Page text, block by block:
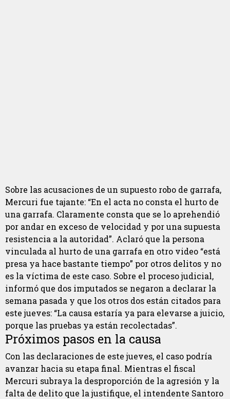
Sobre las acusaciones de un supuesto robo de garrafa,
Mercuri fue tajante: “En el acta no consta el hurto de
una garrafa. Claramente consta que se lo aprehendió
por andar en exceso de velocidad y por una supuesta
resistencia a la autoridad”. Aclaró que la persona
vinculada al hurto de una garrafa en otro video “está
presa ya hace bastante tiempo” por otros delitos y no
es la víctima de este caso. Sobre el proceso judicial,
informó que dos imputados se negaron a declarar la
semana pasada y que los otros dos están citados para
este jueves: “La causa estaría ya para elevarse a juicio,
porque las pruebas ya están recolectadas”.
Próximos pasos en la causa
Con las declaraciones de este jueves, el caso podría
avanzar hacia su etapa final. Mientras el fiscal
Mercuri subraya la desproporción de la agresión y la
falta de delito que la justifique, el intendente Santoro